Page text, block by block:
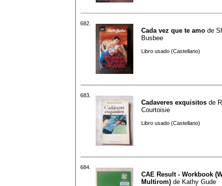
682.
Cada vez que te amo de
Busbee
Libro usado (Castellano)
683.
Cadaveres exquisitos de
Courtoisie
Libro usado (Castellano)
684.
CAE Result - Workbook
Multirom) de Kathy Gude